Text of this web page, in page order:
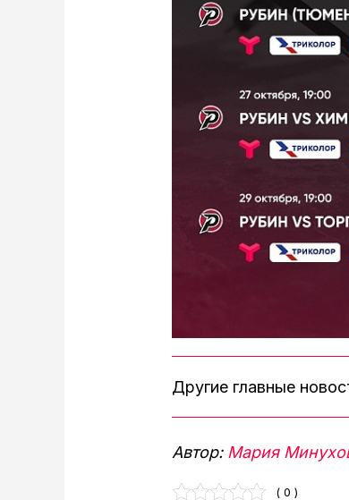
Другие главные
Автор: Мария
( 0 )